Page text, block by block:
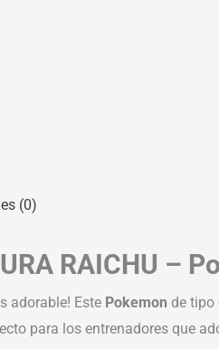
(0)
RAICHU –
adorable! Este Pokemon de tipo
para los entrenadores que